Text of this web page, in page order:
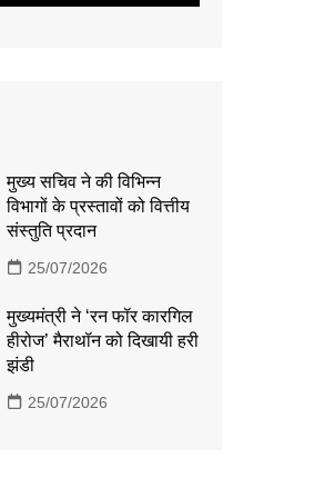
मुख्य सचिव ने की विभिन्न
विभागों के प्रस्तावों को वित्तीय
संस्तुति प्रदान
25/07/2026
मुख्यमंत्री ने ‘रन फॉर कारगिल
हीरोज’ मैराथॉन को दिखायी हरी
झंडी
25/07/2026